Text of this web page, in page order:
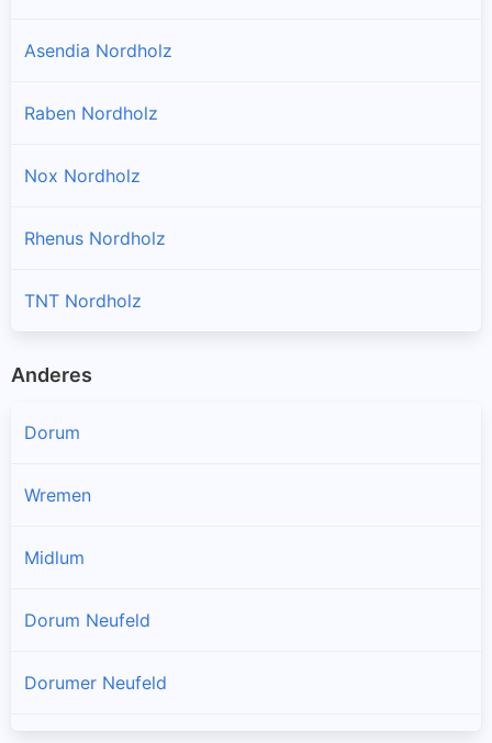
Asendia Nordholz
Raben Nordholz
Nox Nordholz
Rhenus Nordholz
TNT Nordholz
Anderes
Dorum
Wremen
Midlum
Dorum Neufeld
Dorumer Neufeld